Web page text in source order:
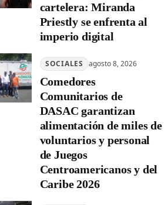
cartelera: Miranda
Priestly se enfrenta al
imperio digital
SOCIALES agosto 8, 2026
Comedores
Comunitarios de
DASAC garantizan
alimentación de miles de
voluntarios y personal
de Juegos
Centroamericanos y del
Caribe 2026